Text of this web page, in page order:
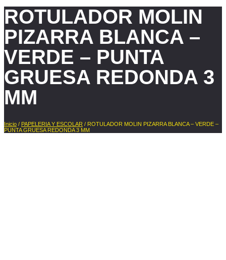
ROTULADOR MOLIN
PIZARRA BLANCA –
VERDE – PUNTA
GRUESA REDONDA 3
MM
Inicio / PAPELERIA Y ESCOLAR / ROTULADOR MOLIN PIZARRA BLANCA – VERDE –
PUNTA GRUESA REDONDA 3 MM